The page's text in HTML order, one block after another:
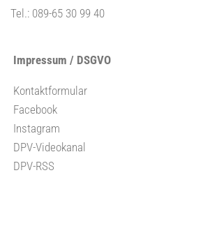
Tel.: 089-65 30 99 40
Impressum / DSGVO
Kontaktformular
Facebook
Instagram
DPV-Videokanal
DPV-RSS